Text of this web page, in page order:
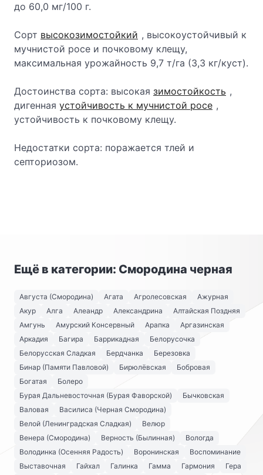
до 60,0 мг/100 г.
Сорт высокозимостойкий , высокоустойчивый к
мучнистой росе и почковому клещу,
максимальная урожайность 9,7 т/га (3,3 кг/куст).
Достоинства сорта: высокая зимостойкость ,
дигенная устойчивость к мучнистой росе ,
устойчивость к почковому клещу.
Недостатки сорта: поражается тлей и
септориозом.
Ещё в категории: Смородина черная
Августа (Смородина) Агата Агролесовская
Ажурная
Акур
Алга Алеандр Александрина
Алтайская Поздняя
Амгунь
Амурский Консервный Арапка
Аргазинская
Аркадия
Багира Баррикадная
Белорусочка
Белорусская Сладкая
Бердчанка
Березовка
Бинар (Памяти Павловой)
Бирюлёвская
Бобровая
Богатая
Болеро
Бурая Дальневосточная (Бурая Фаворской)
Бычковская
Валовая
Василиса (Черная Смородина)
Велой (Ленинградская Сладкая)
Велюр
Венера (Смородина)
Верность (Былинная)
Вологда
Володинка (Осенняя Радость)
Воронинская
Воспоминание
Выставочная
Гайхал Галинка Гамма Гармония
Гера